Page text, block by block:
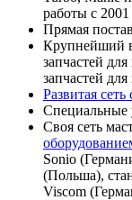
работы с 2001
Прямая
Крупнейший в
запчастей
запчастей
Развитая
Специальные
Своя сеть
Sonio
(Польша),
Viscom